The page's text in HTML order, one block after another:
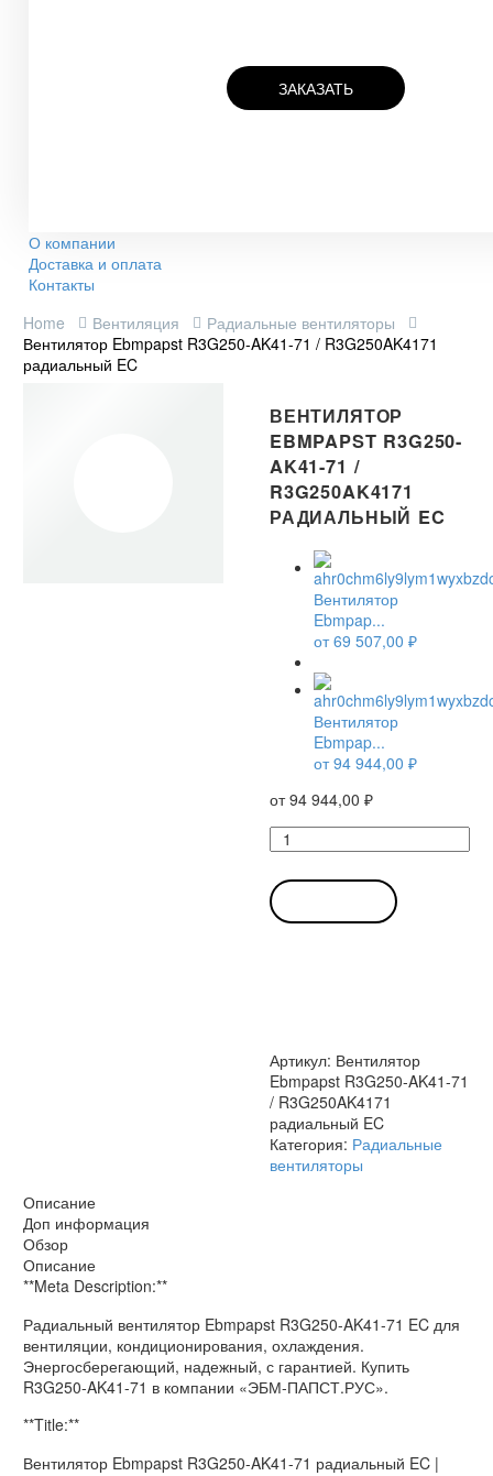
ЗАКАЗАТЬ
О компании
Доставка и оплата
Контакты
Home
Вентиляция
Радиальные вентиляторы
Вентилятор Ebmpapst R3G250-AK41-71 / R3G250AK4171
радиальный EC
ВЕНТИЛЯТОР
EBMPAPST R3G250-
AK41-71 /
R3G250AK4171
РАДИАЛЬНЫЙ EC
Вентилятор
Ebmpap...
от69 507,00 ₽
Вентилятор
Ebmpap...
от94 944,00 ₽
от94 944,00 ₽
Количество
товара
Вентилятор
Ebmpapst
R3G250-
Артикул: Вентилятор
Ebmpapst R3G250-AK41-71
/ R3G250AK4171
радиальный EC
Категория: Радиальные
вентиляторы
Описание
Доп информация
Обзор
Описание
**Meta Description:**
Радиальный вентилятор Ebmpapst R3G250-AK41-71 EC для
вентиляции, кондиционирования, охлаждения.
Энергосберегающий, надежный, с гарантией. Купить
R3G250-AK41-71 в компании «ЭБМ-ПАПСТ.РУС».
**Title:**
Вентилятор Ebmpapst R3G250-AK41-71 радиальный EC |